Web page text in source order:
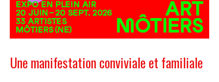
Une manifestation conviviale et familiale